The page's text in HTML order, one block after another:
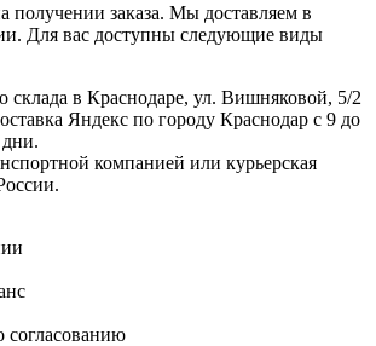
получении заказа. Мы доставляем в
Для вас доступны следующие виды
склада в Краснодаре, ул. Вишняковой, 5/2
Яндекс по городу Краснодар с 9 до
дни.
компанией или курьерская
согласованию